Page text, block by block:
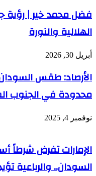
فضل محمد خير | رؤية
الهلالية والنورة
أبريل 30, 2026
الأرصاد: طقس السودان
محدودة في الجنوب
نوفمبر 4, 2025
الإمارات تفرض
السودان.. والرباعية